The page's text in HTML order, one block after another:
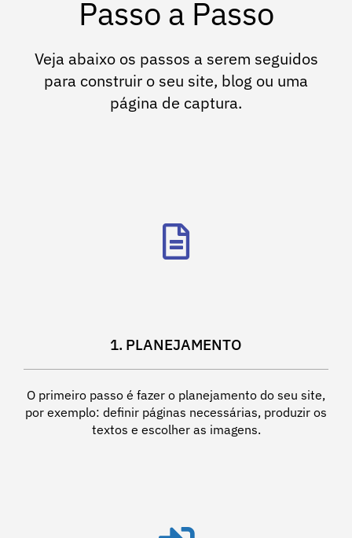
Passo a Passo
Veja abaixo os passos a serem seguidos
para construir o seu site, blog ou uma
página de captura.
1. PLANEJAMENTO
O primeiro passo é fazer o planejamento do seu site,
por exemplo: definir páginas necessárias, produzir os
textos e escolher as imagens.